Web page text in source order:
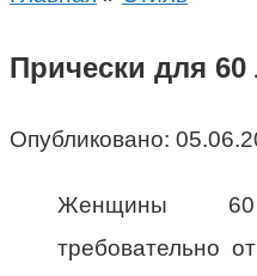
Прически для 60
Опубликовано:
Женщины
требовательно